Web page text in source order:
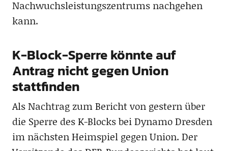
Nachwuchsleistungszentrums nachgehen
kann.
K-Block-Sperre könnte auf
Antrag nicht gegen Union
stattfinden
Als Nachtrag zum Bericht von gestern über
die Sperre des K-Blocks bei Dynamo Dresden
im nächsten Heimspiel gegen Union. Der